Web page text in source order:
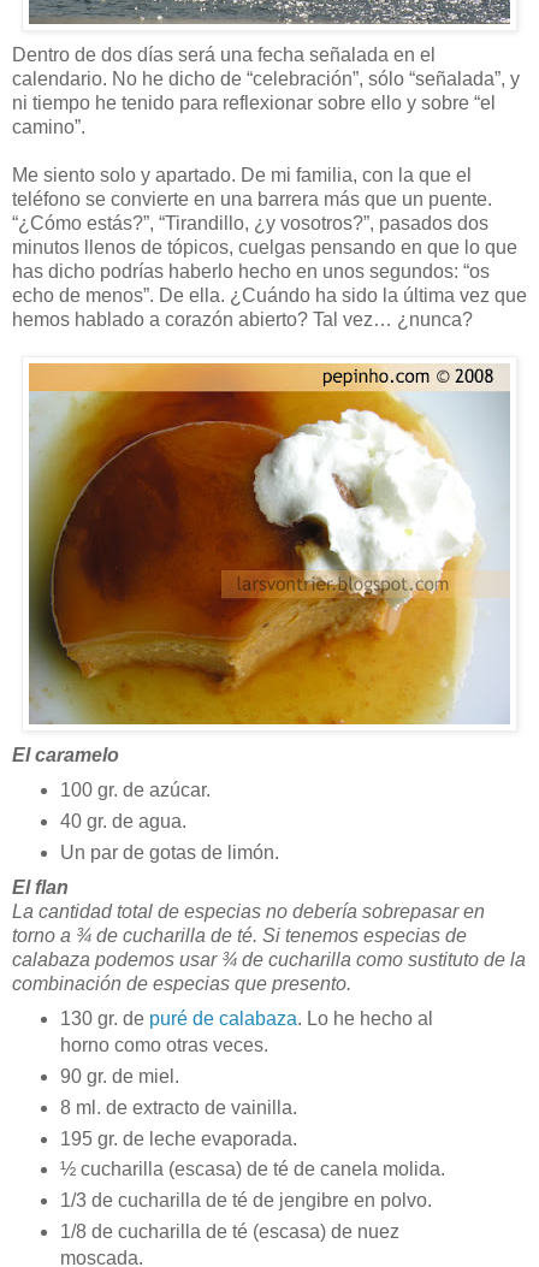
Dentro de dos días será una fecha señalada en el
calendario. No he dicho de “celebración”, sólo “señalada”, y
ni tiempo he tenido para reflexionar sobre ello y sobre “el
camino”.
Me siento solo y apartado. De mi familia, con la que el
teléfono se convierte en una barrera más que un puente.
“¿Cómo estás?”, “Tirandillo, ¿y vosotros?”, pasados dos
minutos llenos de tópicos, cuelgas pensando en que lo que
has dicho podrías haberlo hecho en unos segundos: “os
echo de menos”. De ella. ¿Cuándo ha sido la última vez que
hemos hablado a corazón abierto? Tal vez… ¿nunca?
El caramelo
100 gr. de azúcar.
40 gr. de agua.
Un par de gotas de limón.
El flan
La cantidad total de especias no debería sobrepasar en
torno a ¾ de cucharilla de té. Si tenemos especias de
calabaza podemos usar ¾ de cucharilla como sustituto de la
combinación de especias que presento.
130 gr. de puré de calabaza. Lo he hecho al
horno como otras veces.
90 gr. de miel.
8 ml. de extracto de vainilla.
195 gr. de leche evaporada.
½ cucharilla (escasa) de té de canela molida.
1/3 de cucharilla de té de jengibre en polvo.
1/8 de cucharilla de té (escasa) de nuez
moscada.